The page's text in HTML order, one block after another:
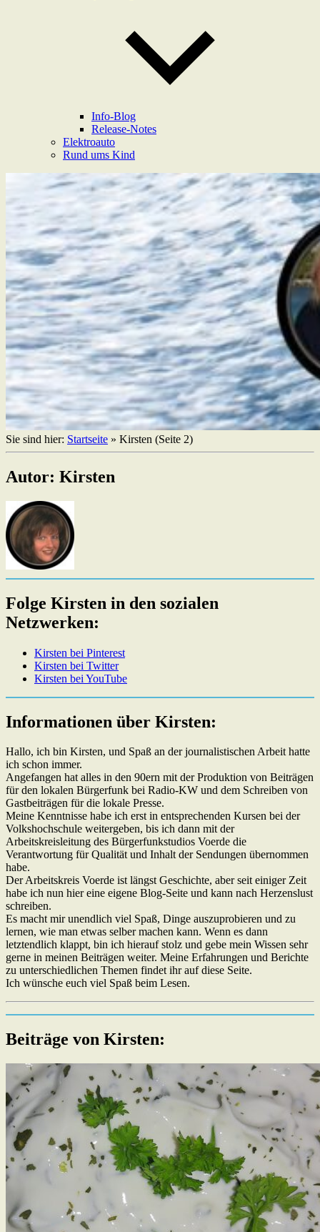
Info-Blog
Release-Notes
Elektroauto
Rund ums Kind
Sie sind hier: Startseite » Kirsten (Seite 2)
Autor: Kirsten
Folge Kirsten in den sozialen
Netzwerken:
Kirsten bei Pinterest
Kirsten bei Twitter
Kirsten bei YouTube
Informationen über Kirsten:
Hallo, ich bin Kirsten, und Spaß an der journalistischen Arbeit hatte
ich schon immer.
Angefangen hat alles in den 90ern mit der Produktion von Beiträgen
für den lokalen Bürgerfunk bei Radio-KW und dem Schreiben von
Gastbeiträgen für die lokale Presse.
Meine Kenntnisse habe ich erst in entsprechenden Kursen bei der
Volkshochschule weitergeben, bis ich dann mit der
Arbeitskreisleitung des Bürgerfunkstudios Voerde die
Verantwortung für Qualität und Inhalt der Sendungen übernommen
habe.
Der Arbeitskreis Voerde ist längst Geschichte, aber seit einiger Zeit
habe ich nun hier eine eigene Blog-Seite und kann nach Herzenslust
schreiben.
Es macht mir unendlich viel Spaß, Dinge auszuprobieren und zu
lernen, wie man etwas selber machen kann. Wenn es dann
letztendlich klappt, bin ich hierauf stolz und gebe mein Wissen sehr
gerne in meinen Beiträgen weiter. Meine Erfahrungen und Berichte
zu unterschiedlichen Themen findet ihr auf diese Seite.
Ich wünsche euch viel Spaß beim Lesen.
Beiträge von Kirsten: